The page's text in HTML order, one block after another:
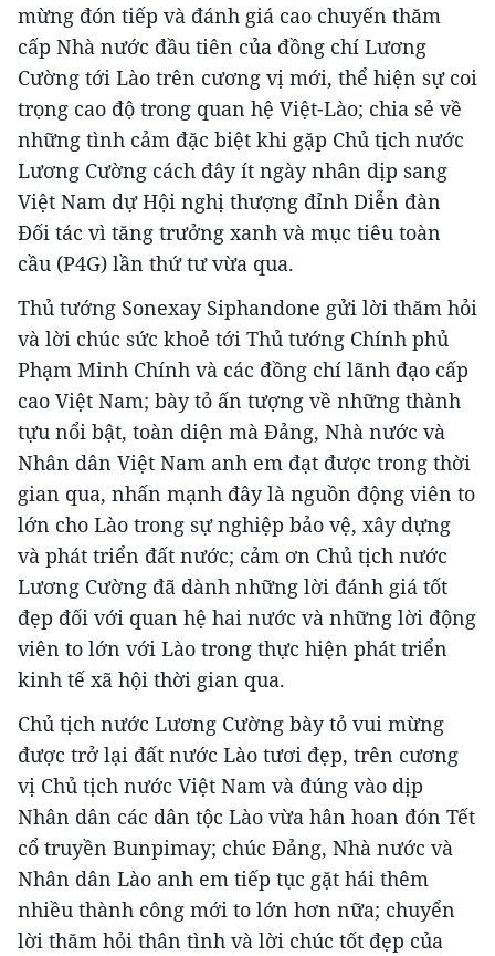
mừng đón tiếp và đánh giá cao chuyến thăm
cấp Nhà nước đầu tiên của đồng chí Lương
Cường tới Lào trên cương vị mới, thể hiện sự coi
trọng cao độ trong quan hệ Việt-Lào; chia sẻ về
những tình cảm đặc biệt khi gặp Chủ tịch nước
Lương Cường cách đây ít ngày nhân dịp sang
Việt Nam dự Hội nghị thượng đỉnh Diễn đàn
Đối tác vì tăng trưởng xanh và mục tiêu toàn
cầu (P4G) lần thứ tư vừa qua.
Thủ tướng Sonexay Siphandone gửi lời thăm hỏi
và lời chúc sức khoẻ tới Thủ tướng Chính phủ
Phạm Minh Chính và các đồng chí lãnh đạo cấp
cao Việt Nam; bày tỏ ấn tượng về những thành
tựu nổi bật, toàn diện mà Đảng, Nhà nước và
Nhân dân Việt Nam anh em đạt được trong thời
gian qua, nhấn mạnh đây là nguồn động viên to
lớn cho Lào trong sự nghiệp bảo vệ, xây dựng
và phát triển đất nước; cảm ơn Chủ tịch nước
Lương Cường đã dành những lời đánh giá tốt
đẹp đối với quan hệ hai nước và những lời động
viên to lớn với Lào trong thực hiện phát triển
kinh tế xã hội thời gian qua.
Chủ tịch nước Lương Cường bày tỏ vui mừng
được trở lại đất nước Lào tươi đẹp, trên cương
vị Chủ tịch nước Việt Nam và đúng vào dịp
Nhân dân các dân tộc Lào vừa hân hoan đón Tết
cổ truyền Bunpimay; chúc Đảng, Nhà nước và
Nhân dân Lào anh em tiếp tục gặt hái thêm
nhiều thành công mới to lớn hơn nữa; chuyển
lời thăm hỏi thân tình và lời chúc tốt đẹp của